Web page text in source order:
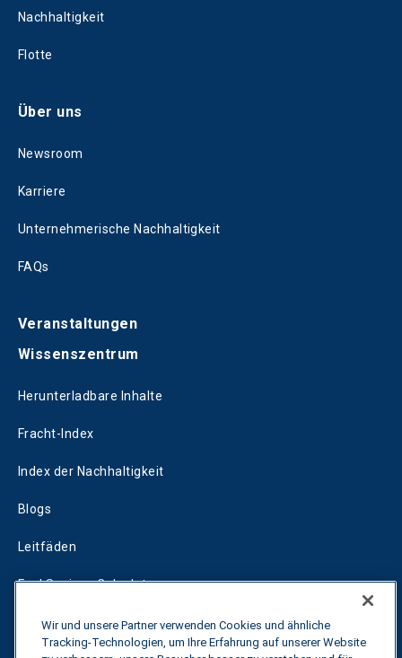
Nachhaltigkeit
Flotte
Über uns
Newsroom
Karriere
Unternehmerische Nachhaltigkeit
FAQs
Veranstaltungen
Wissenszentrum
Herunterladbare Inhalte
Fracht-Index
Index der Nachhaltigkeit
Blogs
Leitfäden
Fuel Savings Calculator
Rechner für die Transportoptimierung
Wir und unsere Partner verwenden Cookies und ähnliche
Tracking-Technologien, um Ihre Erfahrung auf unserer Website